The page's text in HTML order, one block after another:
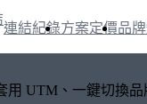
用 UTM、一鍵切換
連結紀錄方案定價品